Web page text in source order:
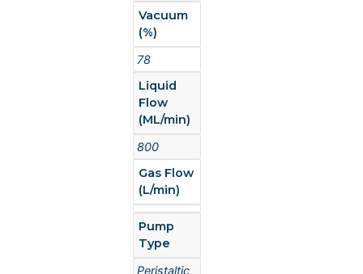
Vacuum
(%)
78
Liquid
Flow
(ML/min)
800
Gas Flow
(L/min)
Pump
Type
Peristaltic